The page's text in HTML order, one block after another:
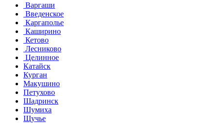
Варгаши
Введенское
Каргаполье
Каширино
Кетово
Лесниково
Целинное
Катайск
Курган
Макушино
Петухово
Шадринск
Шумиха
Щучье